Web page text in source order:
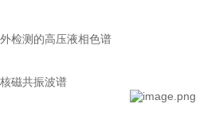
检测的高压液相色谱
磁共振波谱